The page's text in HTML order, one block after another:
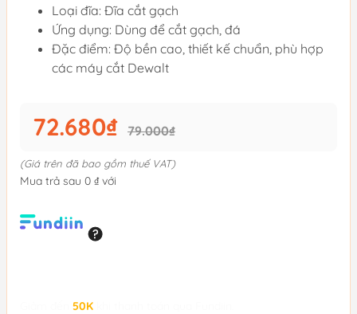
Loại đĩa: Đĩa cắt gạch
Ứng dụng: Dùng để cắt gạch, đá
Đặc điểm: Độ bền cao, thiết kế chuẩn, phù hợp
các máy cắt Dewalt
72.680₫ 79.000₫
(Giá trên đã bao gồm thuế VAT)
Mua trả sau 0 ₫ với
50K